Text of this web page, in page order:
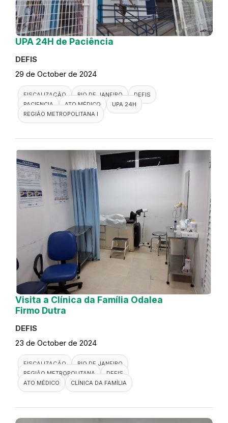
UPA 24H de Paciência
DEFIS
29 de October de 2024
FISCALIZAÇÃO RIO DE JANEIRO
DEFIS
PACIENCIA
ATO MÉDICO
UPA 24H
REGIÃO METROPOLITANA I
Visita a Clínica da Família Odalea
Firmo Dutra
DEFIS
23 de October de 2024
FISCALIZAÇÃO
RIO DE JANEIRO
REGIÃO METROPOLITANA
DEFIS
ATO MÉDICO
CLÍNICA DA FAMÍLIA